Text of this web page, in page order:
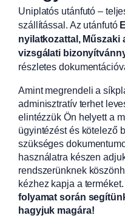
Uniplatós utánfutó –
szállítással. Az utánfutó
nyilatkozattal, Műszaki
vizsgálati
részletes
Amint megrendeli a
adminisztratív terhet
elintézzük Ön helyett a
ügyintézést és kötelező
szükséges
használatra készen
rendszerünknek
kézhez kapja a terméket.
folyamat során
hagyjuk magára!